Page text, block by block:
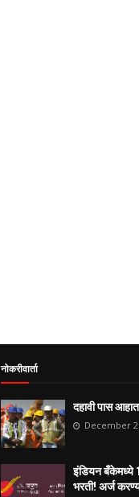
नोकरीवार्ता
दहावी पास
December
इंडियन बँकेमध्ये
भरती! अर्ज